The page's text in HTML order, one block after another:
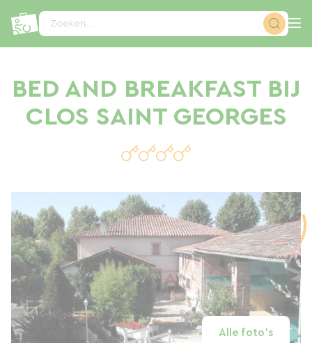
Zoeken...
BED AND BREAKFAST BIJ
CLOS SAINT GEORGES
Alle foto's
Cookies beheer paneel